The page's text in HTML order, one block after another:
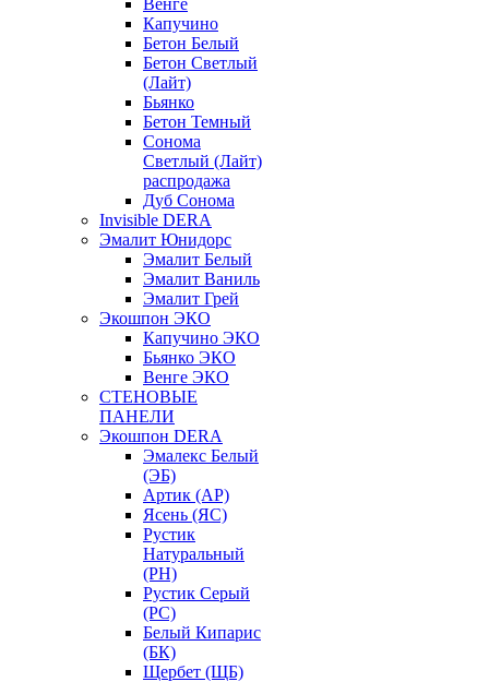
Венге
Капучино
Бетон Белый
Бетон Светлый
(Лайт)
Бьянко
Бетон Темный
Сонома
Светлый (Лайт)
распродажа
Дуб Сонома
Invisible DERA
Эмалит Юнидорс
Эмалит Белый
Эмалит Ваниль
Эмалит Грей
Экошпон ЭКО
Капучино ЭКО
Бьянко ЭКО
Венге ЭКО
СТЕНОВЫЕ
ПАНЕЛИ
Экошпон DERA
Эмалекс Белый
(ЭБ)
Артик (АР)
Ясень (ЯС)
Рустик
Натуральный
(РН)
Рустик Серый
(РС)
Белый Кипарис
(БК)
Щербет (ЩБ)